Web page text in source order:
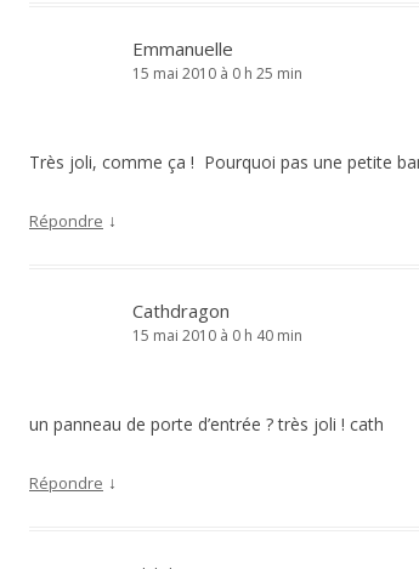
Emmanuelle
15 mai 2010 à 0 h 25 min
Très joli, comme ça ! Pourquoi pas une petite
Répondre ↓
Cathdragon
15 mai 2010 à 0 h 40 min
un panneau de porte d’entrée ? très joli ! cath
Répondre ↓